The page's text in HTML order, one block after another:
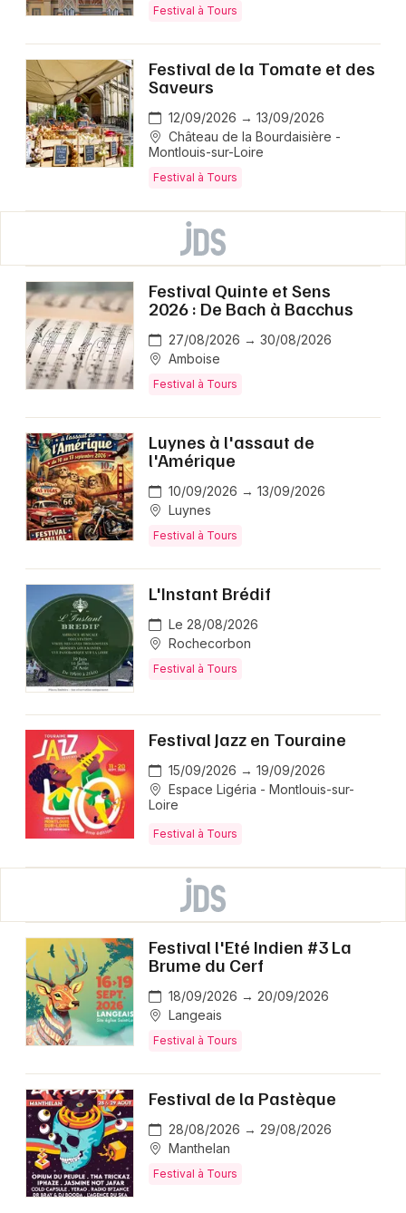
Festival à Tours
Festival de la Tomate et des
Saveurs
12/09/2026 → 13/09/2026
Château de la Bourdaisière -
Montlouis-sur-Loire
Festival à Tours
Festival Quinte et Sens
2026 : De Bach à Bacchus
27/08/2026 → 30/08/2026
Amboise
Festival à Tours
Luynes à l'assaut de
l'Amérique
10/09/2026 → 13/09/2026
Luynes
Festival à Tours
L'Instant Brédif
Le 28/08/2026
Rochecorbon
Festival à Tours
Festival Jazz en Touraine
15/09/2026 → 19/09/2026
Espace Ligéria - Montlouis-sur-
Loire
Festival à Tours
Festival l'Eté Indien #3 La
Brume du Cerf
18/09/2026 → 20/09/2026
Langeais
Festival à Tours
Festival de la Pastèque
28/08/2026 → 29/08/2026
Manthelan
Festival à Tours